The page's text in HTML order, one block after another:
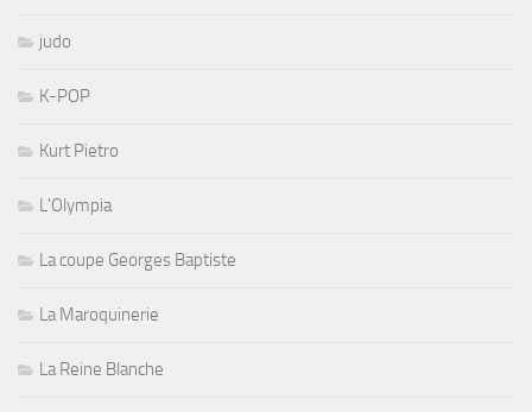
judo
K-POP
Kurt Pietro
L'Olympia
La coupe Georges Baptiste
La Maroquinerie
La Reine Blanche